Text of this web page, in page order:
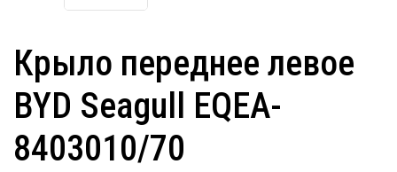
Крыло переднее левое
BYD Seagull EQEA-
8403010/70